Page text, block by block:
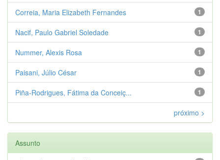
1
Correia, Maria Elizabeth Fernandes
1
Nacif, Paulo Gabriel Soledade
1
Nummer, Alexis Rosa
1
Paisani, Júlio César
1
Piña-Rodrigues, Fátima da Conceiç...
próximo >
Assunto